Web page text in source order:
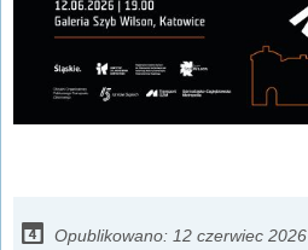
Opublikowano: 12 czerwiec 2026